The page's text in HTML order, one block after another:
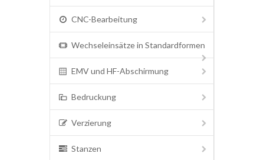
CNC-Bearbeitung
Wechseleinsätze in Standardformen
EMV und HF-Abschirmung
Bedruckung
Verzierung
Stanzen